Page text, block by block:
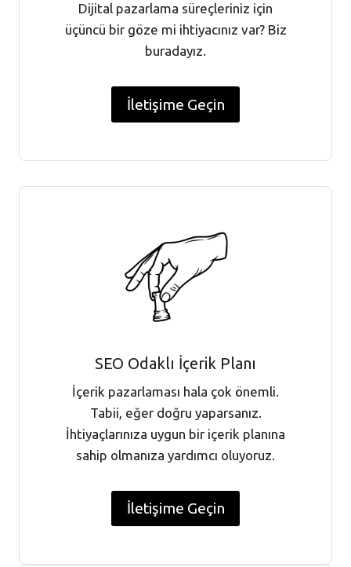
Dijital pazarlama süreçleriniz için
üçüncü bir göze mi ihtiyacınız var? Biz
buradayız.
İletişime Geçin
SEO Odaklı İçerik Planı
İçerik pazarlaması hala çok önemli.
Tabii, eğer doğru yaparsanız.
İhtiyaçlarınıza uygun bir içerik planına
sahip olmanıza yardımcı oluyoruz.
İletişime Geçin